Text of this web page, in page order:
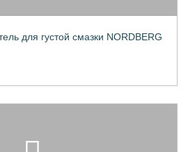
для густой смазки NORDBERG